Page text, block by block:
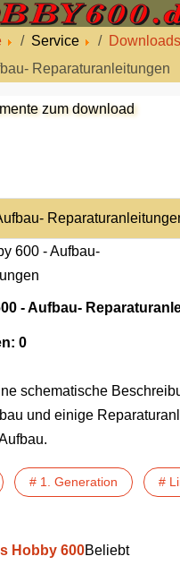
Service
Downloads
Reparaturanleitungen
zum download
600 - Aufbau-
- Aufbau-
0
schematische
und einige
# 1. Generation #
Hobby 600Beliebt